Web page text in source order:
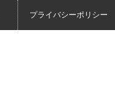
プライバシーポリシー